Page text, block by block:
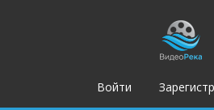
Войти